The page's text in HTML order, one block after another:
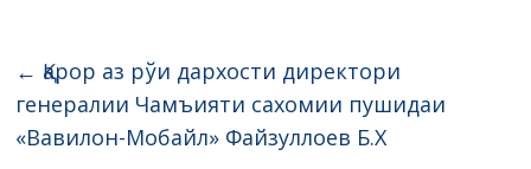
← Қарор аз рўи дархости директори
генералии Чамъияти сахомии пушидаи
«Вавилон-Мобайл» Файзуллоев Б.Х